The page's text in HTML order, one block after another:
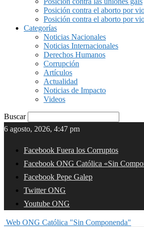
Posición contra el aborto por
Posición contra el aborto por
Categorías
Noticias Nacionales
Noticias Internacionales
Derechos Humanos
Corrupción
Artículos
Actualidad
Noticias de Impacto
Videos
Buscar
6 agosto, 2026, 4:47 pm
Facebook Fuera los Corruptos
Facebook ONG Católica «Sin
Facebook Pepe Galep
Twitter ONG
Youtube ONG
Web ONG Católica "Sin Componenda"